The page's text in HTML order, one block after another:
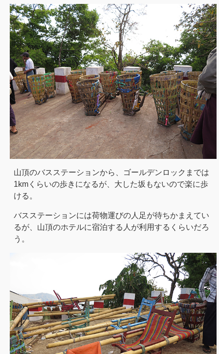
山頂のバスステーションから、ゴールデンロックまでは
1kmくらいの歩きになるが、大した坂もないので楽に歩
ける。
バスステーションには荷物運びの人足が待ちかまえてい
るが、山頂のホテルに宿泊する人が利用するくらいだろ
う。